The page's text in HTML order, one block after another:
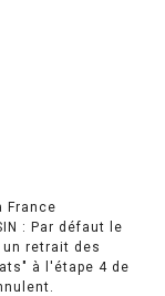
France
: Par défaut le
retrait des
à l'étape 4 de